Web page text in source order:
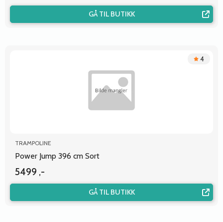
GÅ TIL BUTIKK
4
TRAMPOLINE
Power Jump 396 cm Sort
5499 ,-
GÅ TIL BUTIKK